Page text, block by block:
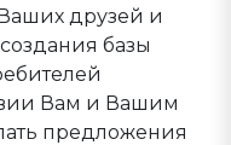
друзей и
базы
Вам и Вашим
предложения